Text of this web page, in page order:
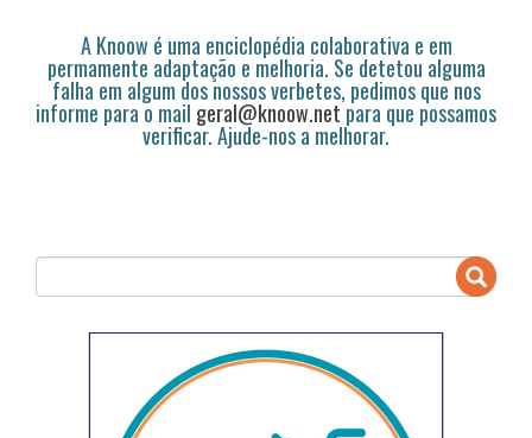
A Knoow é uma enciclopédia colaborativa e em
permamente adaptação e melhoria. Se detetou alguma
falha em algum dos nossos verbetes, pedimos que nos
informe para o mail geral@knoow.netpara que possamos
verificar. Ajude-nos a melhorar.